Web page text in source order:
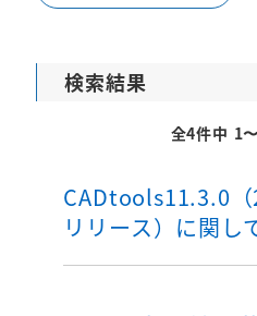
検索結果
全4件中 1
CADtools11.3.0
リリース）に関し